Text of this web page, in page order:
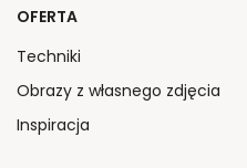
OFERTA
Techniki
Obrazy z własnego zdjęcia
Inspiracja